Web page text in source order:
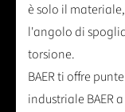
è solo il
l'angolo di
torsione.
BAER ti offre
industriale BAER